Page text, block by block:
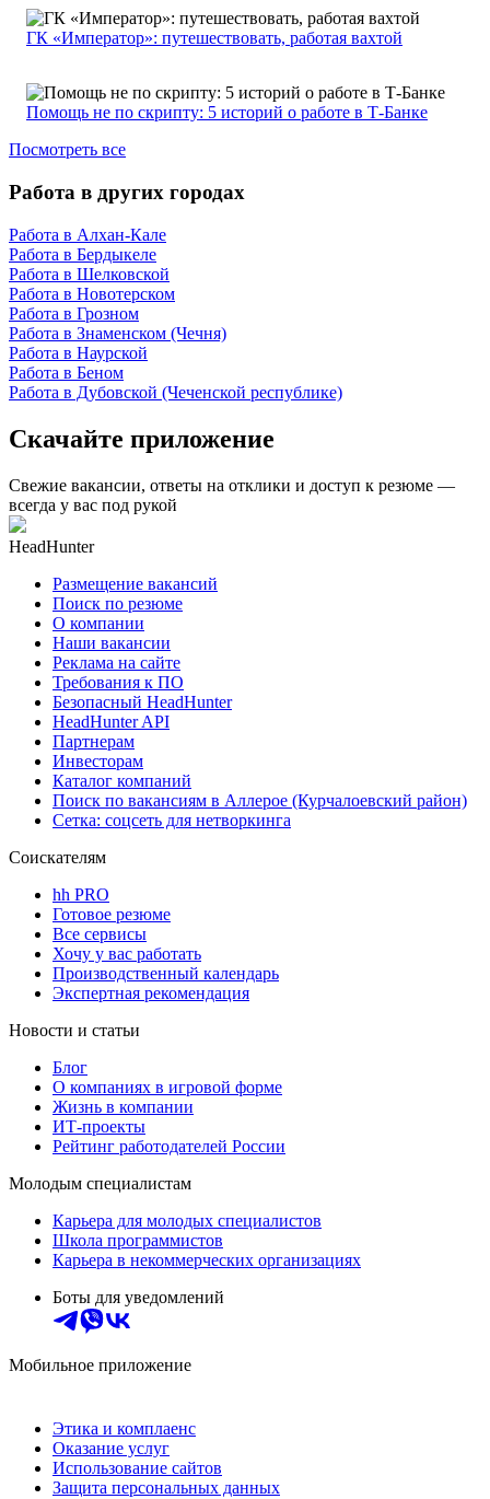
ГК «Император»: путешествовать, работая вахтой
Помощь не по скрипту: 5 историй о работе в Т-Банке
Посмотреть все
Работа в других городах
Работа в Алхан-Кале
Работа в Бердыкеле
Работа в Шелковской
Работа в Новотерском
Работа в Грозном
Работа в Знаменском (Чечня)
Работа в Наурской
Работа в Беном
Работа в Дубовской (Чеченской республике)
Скачайте приложение
Свежие вакансии, ответы на отклики и доступ к резюме —
всегда у вас под рукой
HeadHunter
Размещение вакансий
Поиск по резюме
О компании
Наши вакансии
Реклама на сайте
Требования к ПО
Безопасный HeadHunter
HeadHunter API
Партнерам
Инвесторам
Каталог компаний
Поиск по вакансиям в Аллерое (Курчалоевский район)
Сетка: соцсеть для нетворкинга
Соискателям
hh PRO
Готовое резюме
Все сервисы
Хочу у вас работать
Производственный календарь
Экспертная рекомендация
Новости и статьи
Блог
О компаниях в игровой форме
Жизнь в компании
ИТ-проекты
Рейтинг работодателей России
Молодым специалистам
Карьера для молодых специалистов
Школа программистов
Карьера в некоммерческих организациях
Боты для уведомлений
Мобильное приложение
Этика и комплаенс
Оказание услуг
Использование сайтов
Защита персональных данных